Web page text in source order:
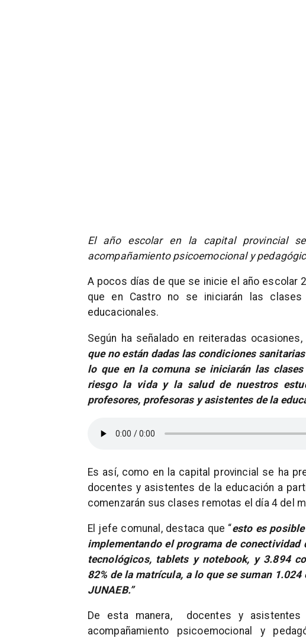
El año escolar en la capital provincial
acompañamiento psicoemocional y
A pocos días de que se inicie el año escolar
que en Castro no se iniciarán las
educacionales.
Según ha señalado en reiteradas ocasiones,
que no están dadas las condiciones
lo que en la comuna se iniciarán las
riesgo la vida y la salud de nuestros
profesores, profesoras y asistentes de la
Es así, como en la capital provincial se ha
docentes y asistentes de la educación a
comenzarán sus clases remotas el día 4 del
El jefe comunal, destaca que “esto es
implementando el programa de
tecnológicos, tablets y notebook, y 3.894
82% de la matrícula, a lo que se suman
JUNAEB.”
De esta manera, docentes y asistentes
acompañamiento psicoemocional y